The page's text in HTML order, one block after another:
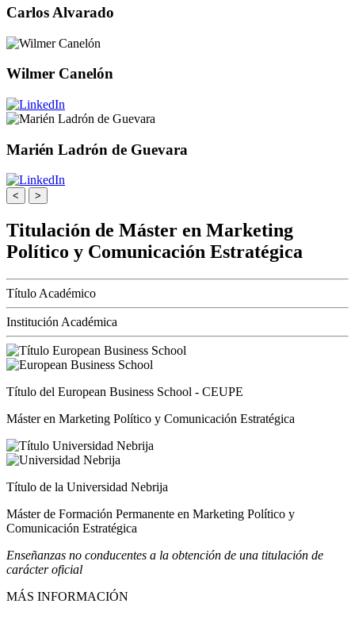
Carlos Alvarado
Wilmer Canelón
Marién Ladrón de Guevara
< >
Titulación de Máster en Marketing
Político y Comunicación Estratégica
Título Académico
Institución Académica
Título del European Business School - CEUPE
Máster en Marketing Político y Comunicación Estratégica
Título de la Universidad Nebrija
Máster de Formación Permanente en Marketing Político y
Comunicación Estratégica
Enseñanzas no conducentes a la obtención de una titulación de
carácter oficial
MÁS INFORMACIÓN